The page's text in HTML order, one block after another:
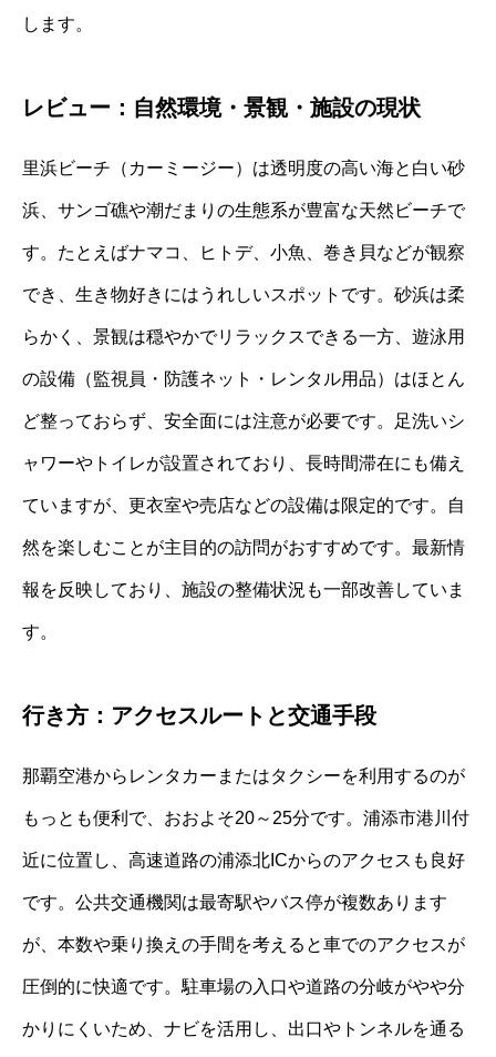
します。
レビュー：自然環境・景観・施設の現状
里浜ビーチ（カーミージー）は透明度の高い海と白い砂
浜、サンゴ礁や潮だまりの生態系が豊富な天然ビーチで
す。たとえばナマコ、ヒトデ、小魚、巻き貝などが観察
でき、生き物好きにはうれしいスポットです。砂浜は柔
らかく、景観は穏やかでリラックスできる一方、遊泳用
の設備（監視員・防護ネット・レンタル用品）はほとん
ど整っておらず、安全面には注意が必要です。足洗いシ
ャワーやトイレが設置されており、長時間滞在にも備え
ていますが、更衣室や売店などの設備は限定的です。自
然を楽しむことが主目的の訪問がおすすめです。最新情
報を反映しており、施設の整備状況も一部改善していま
す。
行き方：アクセスルートと交通手段
那覇空港からレンタカーまたはタクシーを利用するのが
もっとも便利で、おおよそ20～25分です。浦添市港川付
近に位置し、高速道路の浦添北ICからのアクセスも良好
です。公共交通機関は最寄駅やバス停が複数あります
が、本数や乗り換えの手間を考えると車でのアクセスが
圧倒的に快適です。駐車場の入口や道路の分岐がやや分
かりにくいため、ナビを活用し、出口やトンネルを通る